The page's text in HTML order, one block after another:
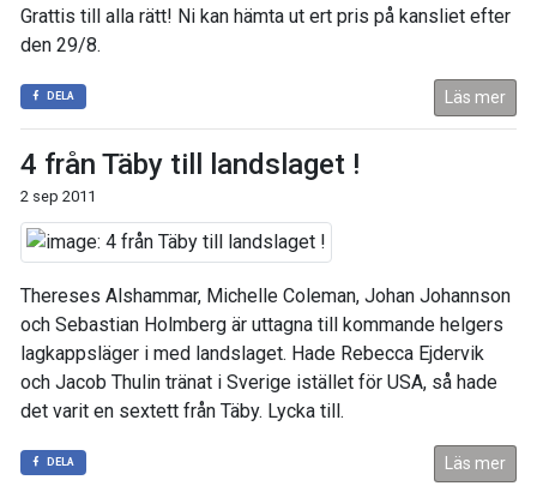
Grattis till alla rätt! Ni kan hämta ut ert pris på kansliet efter
den 29/8.
DELA Läs mer
4 från Täby till landslaget !
2 sep 2011
Thereses Alshammar, Michelle Coleman, Johan Johannson
och Sebastian Holmberg är uttagna till kommande helgers
lagkappsläger i med landslaget. Hade Rebecca Ejdervik
och Jacob Thulin tränat i Sverige istället för USA, så hade
det varit en sextett från Täby. Lycka till.
DELA Läs mer